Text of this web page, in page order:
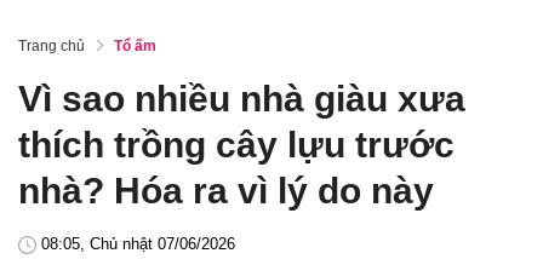
Trang chủ Tổ ấm
Vì sao nhiều nhà giàu xưa
thích trồng cây lựu trước
nhà? Hóa ra vì lý do này
08:05, Chủ nhật 07/06/2026